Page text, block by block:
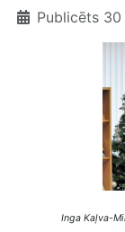
Publicēts
Inga Kaļva-